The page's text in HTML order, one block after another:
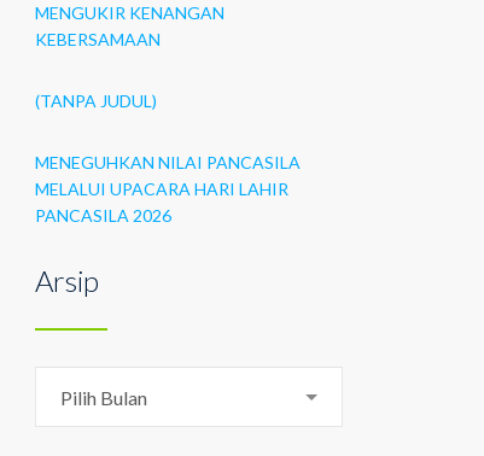
MENGUKIR KENANGAN
KEBERSAMAAN
(TANPA JUDUL)
MENEGUHKAN NILAI PANCASILA
MELALUI UPACARA HARI LAHIR
PANCASILA 2026
Arsip
Pilih Bulan